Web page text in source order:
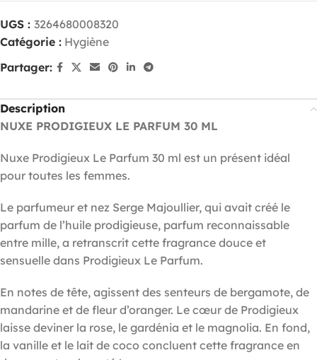
UGS : 3264680008320
Catégorie : Hygiène
Partager:
Description
NUXE PRODIGIEUX LE PARFUM 30 ML
Nuxe Prodigieux Le Parfum 30 ml est un présent idéal
pour toutes les femmes.
Le parfumeur et nez Serge Majoullier, qui avait créé le
parfum de l’huile prodigieuse, parfum reconnaissable
entre mille, a retranscrit cette fragrance douce et
sensuelle dans Prodigieux Le Parfum.
En notes de tête, agissent des senteurs de bergamote, de
mandarine et de fleur d’oranger. Le cœur de Prodigieux
laisse deviner la rose, le gardénia et le magnolia. En fond,
la vanille et le lait de coco concluent cette fragrance en